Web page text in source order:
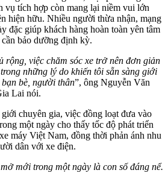
vụ tích hợp còn mang lại niềm vui lớn
hiện hữu. Nhiều người thừa nhận, mạng
đặc giúp khách hàng hoàn toàn yên tâm
bảo dưỡng định kỳ.
rộng, việc chăm sóc xe trở nên đơn giản
những lý do khiến tôi sẵn sàng giới
bè, người thân”, ông Nguyễn Văn
Lai nói.
chuyên gia, việc đồng loạt đưa vào
một ngày cho thấy tốc độ phát triển
máy Việt Nam, đồng thời phản ánh nhu
dân với xe điện.
mới trong một ngày là con số đáng nể.